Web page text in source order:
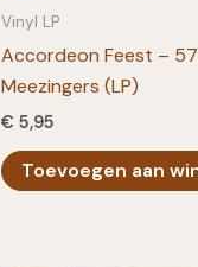
Vinyl LP
Accordeon Feest – 57
Meezingers (LP)
€ 5,95
Toevoegen aan